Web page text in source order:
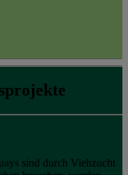
sind durch Viehzucht